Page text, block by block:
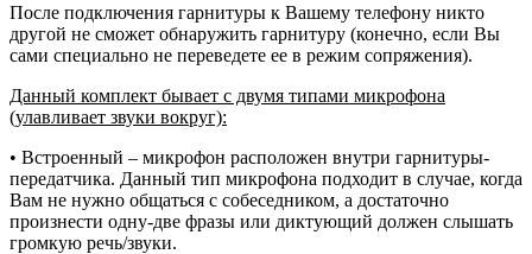
После подключения гарнитуры к Вашему телефону никто
другой не сможет обнаружить гарнитуру (конечно, если Вы
сами специально не переведете ее в режим сопряжения).
Данный комплект бывает с двумя типами микрофона
(улавливает звуки вокруг):
• Встроенный – микрофон расположен внутри гарнитуры-
передатчика. Данный тип микрофона подходит в случае, когда
Вам не нужно общаться с собеседником, а достаточно
произнести одну-две фразы или диктующий должен слышать
громкую речь/звуки.